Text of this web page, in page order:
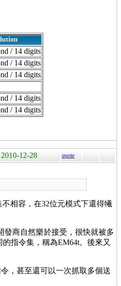
/ 14 digits
/ 14 digits
/ 14 digits
/ 14 digits
/ 14 digits
2010-12-28 quote
相容，在32位元模式下還得犧
發商自然樂於接受，很快就被多
指令集，稱為EM64t。後來又
，甚至還可以一次抓取多個送